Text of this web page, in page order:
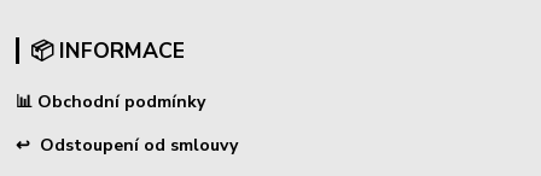
📦 INFORMACE
📊 Obchodní podmínky
↩ Odstoupení od smlouvy